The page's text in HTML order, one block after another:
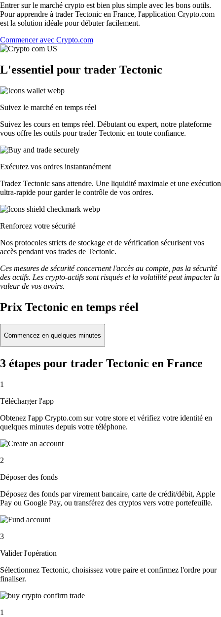
Entrer sur le marché crypto est bien plus simple avec les bons outils.
Pour apprendre à trader Tectonic en France, l'application Crypto.com
est la solution idéale pour débuter facilement.
Commencer avec Crypto.com
L'essentiel pour trader Tectonic
Suivez le marché en temps réel
Suivez les cours en temps réel. Débutant ou expert, notre plateforme
vous offre les outils pour trader Tectonic en toute confiance.
Exécutez vos ordres instantanément
Tradez Tectonic sans attendre. Une liquidité maximale et une exécution
ultra-rapide pour garder le contrôle de vos ordres.
Renforcez votre sécurité
Nos protocoles stricts de stockage et de vérification sécurisent vos
accès pendant vos trades de Tectonic.
Ces mesures de sécurité concernent l'accès au compte, pas la sécurité
des actifs. Les crypto-actifs sont risqués et la volatilité peut impacter la
valeur de vos avoirs.
Prix Tectonic en temps réel
Commencez en quelques minutes
3 étapes pour trader Tectonic en France
1
Télécharger l'app
Obtenez l'app Crypto.com sur votre store et vérifiez votre identité en
quelques minutes depuis votre téléphone.
2
Déposer des fonds
Déposez des fonds par virement bancaire, carte de crédit/débit, Apple
Pay ou Google Pay, ou transférez des cryptos vers votre portefeuille.
3
Valider l'opération
Sélectionnez Tectonic, choisissez votre paire et confirmez l'ordre pour
finaliser.
1